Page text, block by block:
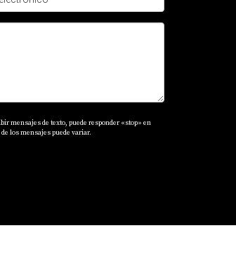
ganancias en el sector
¡Tu futuro financiero
mensajes de texto, puede responder «stop» en
los mensajes puede variar.